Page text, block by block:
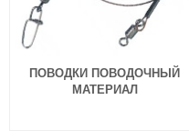
ПОВОДКИ ПОВОДОЧНЫЙ
МАТЕРИАЛ